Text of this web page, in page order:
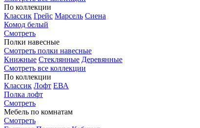
По коллекции
Классик Грейс Марсель Сиена
Комод белый
Смотреть
Полки навесные
Смотреть полки навесные
Книжные Стеклянные Деревянные
Смотреть все коллекции
По коллекции
Классик Лофт ЕВА
Полка лофт
Смотреть
Мебель по комнатам
Смотреть